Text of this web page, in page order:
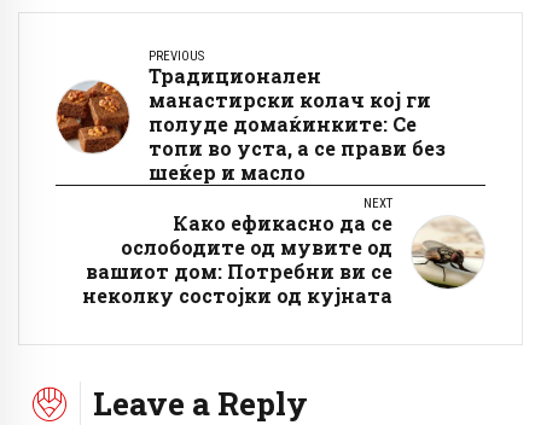
PREVIOUS
Традиционален
манастирски колач кој ги
полуде домаќинките: Се
топи во уста, а се прави без
шеќер и масло
NEXT
Како ефикасно да се
ослободите од мувите од
вашиот дом: Потребни ви се
неколку состојки од кујната
Leave a Reply